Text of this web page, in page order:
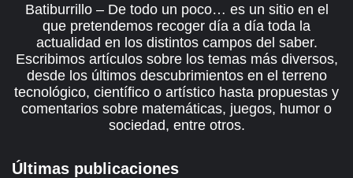
Batiburrillo – De todo un poco… es un sitio en el
que pretendemos recoger día a día toda la
actualidad en los distintos campos del saber.
Escribimos artículos sobre los temas más diversos,
desde los últimos descubrimientos en el terreno
tecnológico, científico o artístico hasta propuestas y
comentarios sobre matemáticas, juegos, humor o
sociedad, entre otros.
Últimas publicaciones